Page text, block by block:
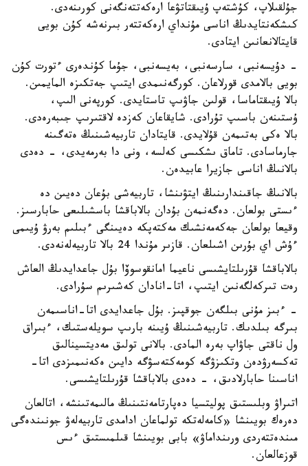
جۇلقىلاپ، كۇشتەپ ۇيىقتاتۋعا ارەكەتتەنگەنى كورىنەدى.
كىشكەنتايدىڭ اناسى مۇنداي ارەكەتتەر بىرنەشە كۇن بويى
قايتالانعانىن ايتادى.
- دۇيسەنبى، سارسەنبى، بەيسەنبى، جۇما كۇندەرى ءتورت كۇن
بويى بالامدى قورلاعان. كورگەنىمدى ايتىپ جەتكىزە المايمىن.
بالا ۇيىقتاماسا، قولىن جاۋىپ تاستايدى. كورپەنى الىپ،
ۇستىنەن باسىپ تۇرادى. شايقاعان كەزدە لاقتىرىپ جىبەرەدى.
بالا ەكى بەتىمەن قۇلايدى. قايتادان تاربيەشىنىڭ ەتەگىنە
جارماسادى. تاماق ىشكىسى كەلسە، ونى دا بەرمەيدى، - دەدى
بالانىڭ اناسى جازيرا عابيدەن.
بالانىڭ جاقىندارىنىڭ ايتۋىنشا، تاربيەشى بۇعان دەيىن دە
ءىستى بولعان. دەگەنمەن بۇدان بالاباقشا باسشىلىعى حابارسىز.
وقيعا بولعان جەكەمەنشىك مەكتەپكە دەيىنگى ءبىلىم بەرۋ ۇيىمى
ءۇش اي بۇرىن اشىلعان. قازىر مۇندا 24 بالا تاربيەلەنەدى.
بالاباقشا قۇرىلتايشىسى ناعيما امانقوسوۆا بۇل جاعدايدىڭ العاش
رەت تىركەلگەنىن ايتىپ، اتا-انادان كەشىرىم سۇرادى.
- ءبىز مۇنى بىلگەن جوقپىز. بۇل جاعدايدى اتا-اناسىمەن
بىرگە بىلدىك. تاربيەشىنىڭ ۇيىنە بارىپ سويلەستىك، ءبىراق
ول ناقتى جاۋاپ بەرە المادى. بالانى تولىق مەديتسينالىق
تەكسەرۋدەن وتكىزۋگە كومەكتەسۋگە دايىن ەكەنىمىزدى اتا-
اناسىنا حابارلادىق، - دەدى بالاباقشا قۇرىلتايشىسى.
اتىراۋ وبلىستىق پوليتسيا دەپارتامەنتىنىڭ مالىمەتىنشە، اتالعان
دەرەك بويىنشا «كامەلەتكە تولماعان ادامدى تاربيەلەۋ جونىندەگى
مىندەتتەردى ورىنداماۋ» بابى بويىنشا قىلمىستىق ءىس
قوزعالعان.